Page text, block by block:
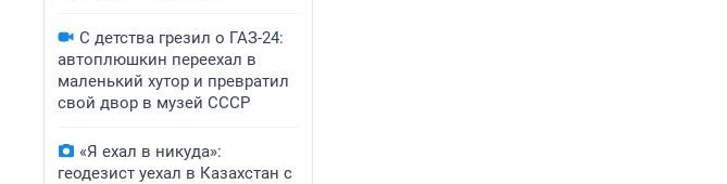
С детства грезил о ГАЗ-24:
автоплюшкин переехал в
маленький хутор и превратил
свой двор в музей СССР
«Я ехал в никуда»:
геодезист уехал в Казахстан с